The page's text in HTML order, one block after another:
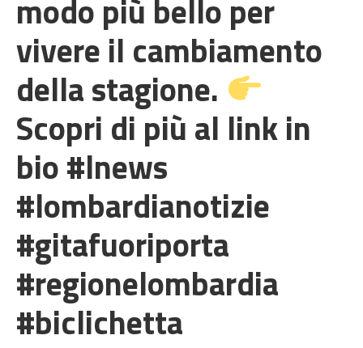
modo più bello per
vivere il cambiamento
della stagione.
Scopri di più al link in
bio #lnews
#lombardianotizie
#gitafuoriporta
#regionelombardia
#biclichetta